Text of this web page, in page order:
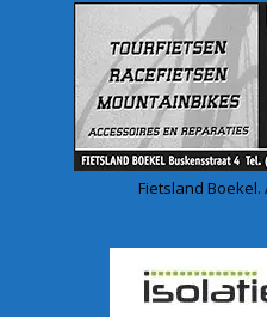
Fietsland